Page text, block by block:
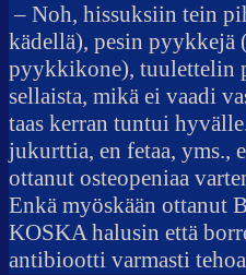
– Noh, hissuksiin tein
kädellä), pesin
pyykkikone), tuulettelin
sellaista, mikä ei vaadi
taas kerran tuntui
jukurttia, en fetaa, yms.,
ottanut osteopeniaa
Enkä myöskään ottanut
KOSKA halusin että
antibiootti varmasti